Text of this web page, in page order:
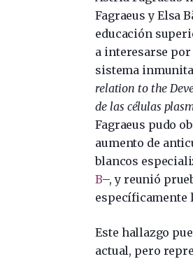
Fagraeus y Elsa
educación
a interesarse
sistema
relation to the
de las células
Fagraeus pudo
aumento de
blancos
B–, y reunió
específicamente
Este hallazgo
actual, pero